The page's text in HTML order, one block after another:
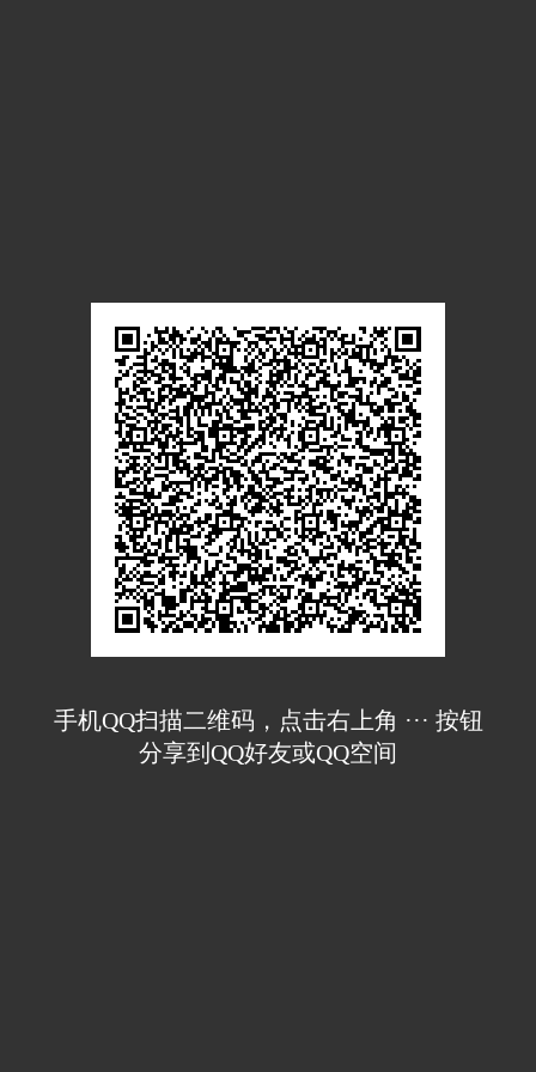
手机QQ扫描二维码，点击右上角 ··· 按钮
分享到QQ好友或QQ空间